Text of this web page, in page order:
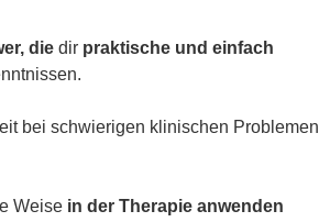
die dir praktische und einfach
bei schwierigen klinischen Problemen
Weise in der Therapie anwenden